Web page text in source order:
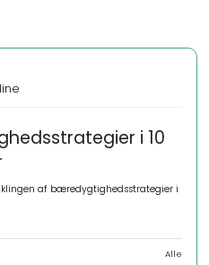
i 10
af bæredygtighedsstrategier i
Alle